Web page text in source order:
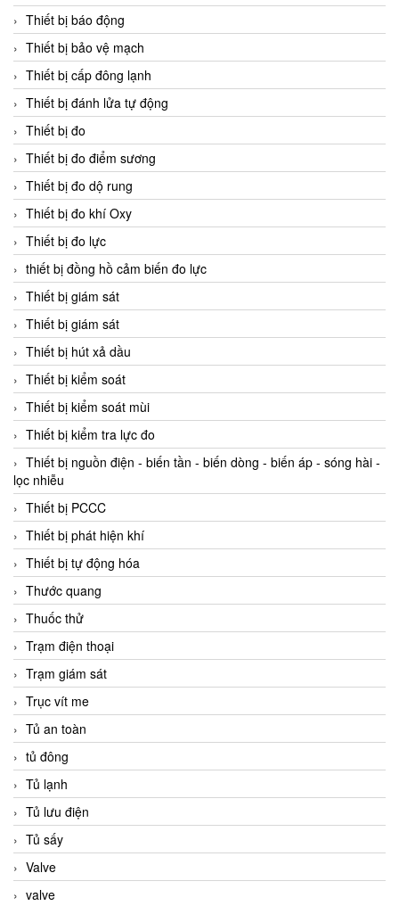
Thiết bị báo động
Thiết bị bảo vệ mạch
Thiết bị cấp đông lạnh
Thiết bị đánh lửa tự động
Thiết bị đo
Thiết bị đo điểm sương
Thiết bị đo dộ rung
Thiết bị đo khí Oxy
Thiết bị đo lực
thiết bị đồng hồ cảm biến đo lực
Thiết bị giám sát
Thiết bị giám sát
Thiết bị hút xả dầu
Thiết bị kiểm soát
Thiết bị kiểm soát mùi
Thiết bị kiểm tra lực đo
Thiết bị nguồn điện - biến tần - biến dòng - biến áp - sóng hài -
lọc nhiễu
Thiết bị PCCC
Thiết bị phát hiện khí
Thiết bị tự động hóa
Thước quang
Thuốc thử
Trạm điện thoại
Trạm giám sát
Trục vít me
Tủ an toàn
tủ đông
Tủ lạnh
Tủ lưu điện
Tủ sấy
Valve
valve